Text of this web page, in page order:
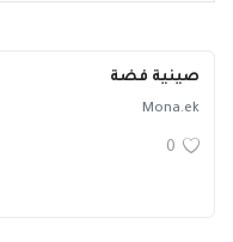
صينية فضة
Mona.ek